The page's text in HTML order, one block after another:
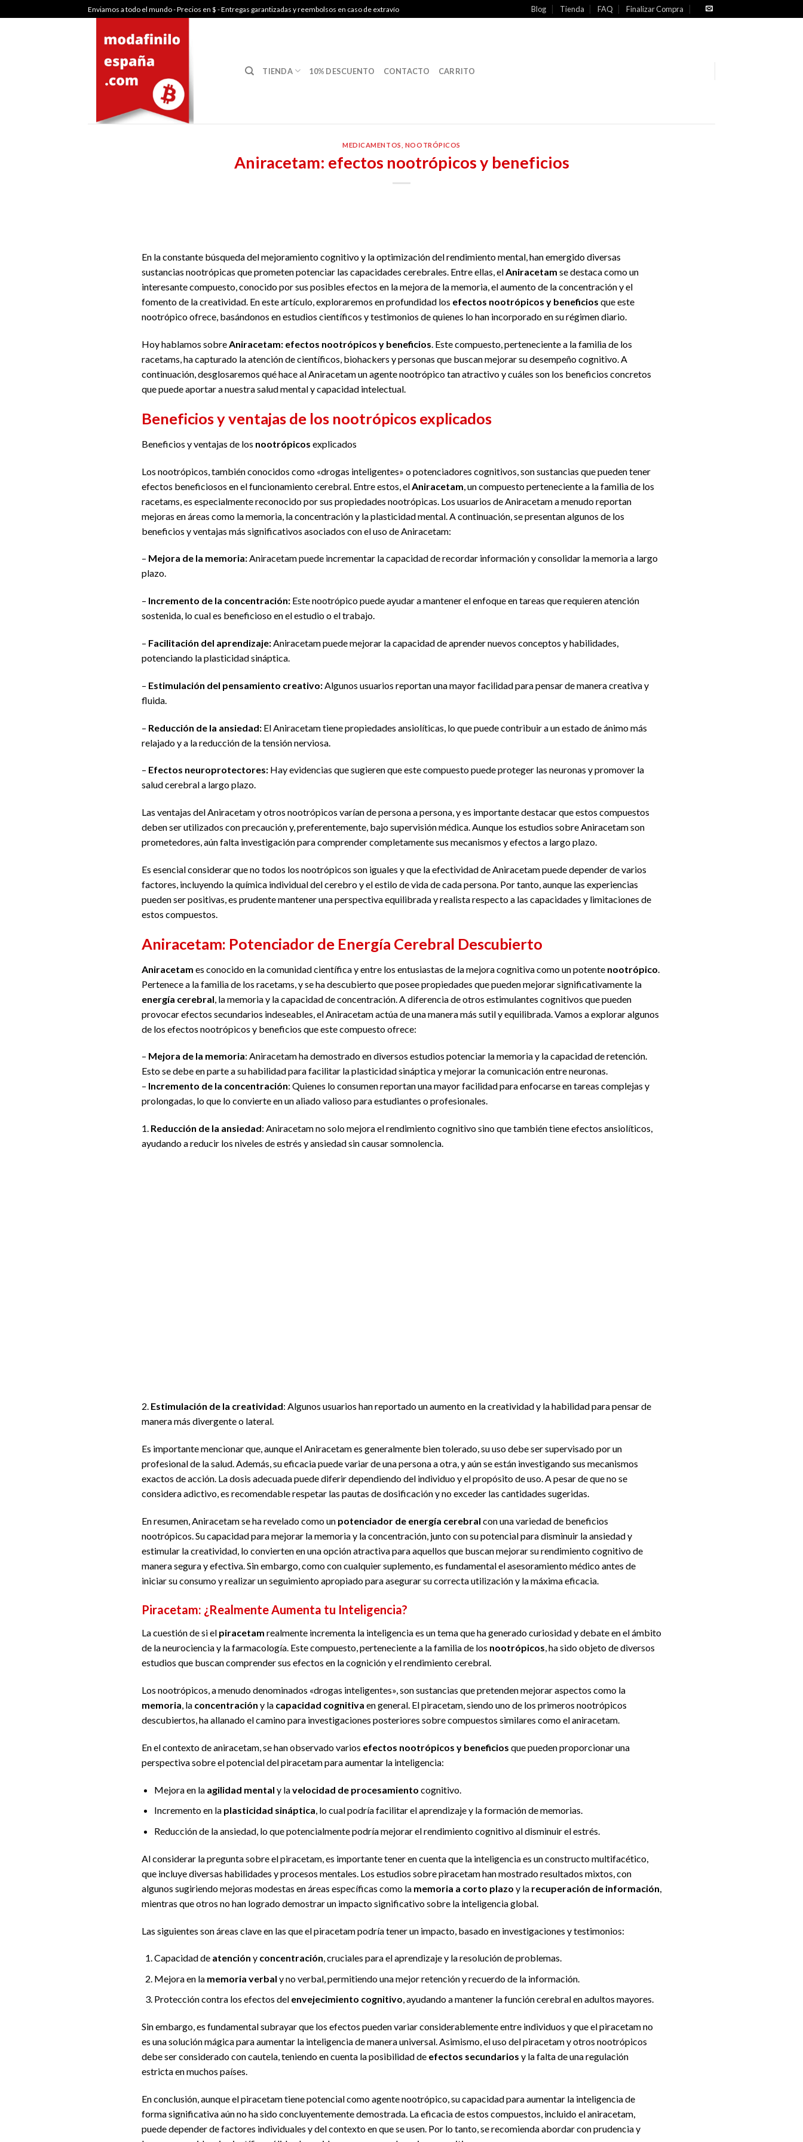
to
Enviamos a todo el mundo - Precios en $ - Entregas garantizadas y reembolsos en caso de extravío Blog Tienda FAQ Finalizar Compra
TIENDA 10% DESCUENTO CONTACTO CARRITO
MEDICAMENTOS NOOTRÓPICOS
Aniracetam: efectos nootrópicos y beneficios
En la constante búsqueda del mejoramiento cognitivo y la optimización del rendimiento mental, han emergido diversas
sustancias nootrópicas que prometen potenciar las capacidades cerebrales. Entre ellas, elAniracetam se destaca como un
interesante compuesto, conocido por sus posibles efectos en la mejora de la memoria, el aumento de la concentración y el
fomento de la creatividad. En este artículo, exploraremos en profundidad los efectos nootrópicos y beneficios que este
nootrópico ofrece, basándonos en estudios científicos y testimonios de quienes lo han incorporado en su régimen diario.
Hoy hablamos sobreAniracetam: efectos nootrópicos y beneficios. Este compuesto, perteneciente a la familia de los
racetams, ha capturado la atención de científicos, biohackers y personas que buscan mejorar su desempeño cognitivo. A
continuación, desglosaremos qué hace al Aniracetam un agente nootrópico tan atractivo y cuáles son los beneficios concretos
que puede aportar a nuestra salud mental y capacidad intelectual.
Beneficios y ventajas de los nootrópicos explicados
Beneficios y ventajas de los nootrópicos explicados
Los nootrópicos, también conocidos como «drogas inteligentes» o potenciadores cognitivos, son sustancias que pueden tener
efectos beneficiosos en el funcionamiento cerebral. Entre estos, el Aniracetam , un compuesto perteneciente a la familia de los
racetams, es especialmente reconocido por sus propiedades nootrópicas. Los usuarios de Aniracetam a menudo reportan
mejoras en áreas como la memoria, la concentración y la plasticidad mental. A continuación, se presentan algunos de los
beneficios y ventajas más significativos asociados con el uso de Aniracetam:
– Mejora de la memoria:Aniracetam puede incrementar la capacidad de recordar información y consolidar la memoria a largo
plazo.
– Incremento de la concentración: Este nootrópico puede ayudar a mantener el enfoque en tareas que requieren atención
sostenida, lo cual es beneficioso en el estudio o el trabajo.
– Facilitación del aprendizaje:Aniracetam puede mejorar la capacidad de aprender nuevos conceptos y habilidades,
potenciando la plasticidad sináptica.
– Estimulación del pensamiento creativo: Algunos usuarios reportan una mayor facilidad para pensar de manera creativa y
fluida.
– Reducción de la ansiedad: El Aniracetam tiene propiedades ansiolíticas, lo que puede contribuir a un estado de ánimo más
relajado y a la reducción de la tensión nerviosa.
– Efectos neuroprotectores: Hay evidencias que sugieren que este compuesto puede proteger las neuronas y promover la
salud cerebral a largo plazo.
Las ventajas del Aniracetam y otros nootrópicos varían de persona a persona, y es importante destacar que estos compuestos
deben ser utilizados con precaución y, preferentemente, bajo supervisión médica. Aunque los estudios sobre Aniracetam son
prometedores, aún falta investigación para comprender completamente sus mecanismos y efectos a largo plazo.
Es esencial considerar que no todos los nootrópicos son iguales y que la efectividad de Aniracetam puede depender de varios
factores, incluyendo la química individual del cerebro y el estilo de vida de cada persona. Por tanto, aunque las experiencias
pueden ser positivas, es prudente mantener una perspectiva equilibrada y realista respecto a las capacidades y limitaciones de
estos compuestos.
Aniracetam: Potenciador de Energía Cerebral Descubierto
Aniracetam es conocido en la comunidad científica y entre los entusiastas de la mejora cognitiva como un potente nootrópico
Pertenece a la familia de los racetams, y se ha descubierto que posee propiedades que pueden mejorar significativamente la
energía cerebral , la memoria y la capacidad de concentración. A diferencia de otros estimulantes cognitivos que pueden
provocar efectos secundarios indeseables, el Aniracetam actúa de una manera más sutil y equilibrada. Vamos a explorar algunos
de los efectos nootrópicos y beneficios que este compuesto ofrece:
– Mejora de la memoria: Aniracetam ha demostrado en diversos estudios potenciar la memoria y la capacidad de retención.
Esto se debe en parte a su habilidad para facilitar la plasticidad sináptica y mejorar la comunicación entre neuronas.
– Incremento de la concentración: Quienes lo consumen reportan una mayor facilidad para enfocarse en tareas complejas y
prolongadas, lo que lo convierte en un aliado valioso para estudiantes o profesionales.
1. Reducción de la ansiedad: Aniracetam no solo mejora el rendimiento cognitivo sino que también tiene efectos ansiolíticos,
ayudando a reducir los niveles de estrés y ansiedad sin causar somnolencia.
2. Estimulación de la creatividad: Algunos usuarios han reportado un aumento en la creatividad y la habilidad para pensar de
manera más divergente o lateral.
Es importante mencionar que, aunque el Aniracetam es generalmente bien tolerado, su uso debe ser supervisado por un
profesional de la salud. Además, su eficacia puede variar de una persona a otra, y aún se están investigando sus mecanismos
exactos de acción. La dosis adecuada puede diferir dependiendo del individuo y el propósito de uso. A pesar de que no se
considera adictivo, es recomendable respetar las pautas de dosificación y no exceder las cantidades sugeridas.
En resumen, Aniracetam se ha revelado como un potenciador de energía cerebral con una variedad de beneficios
nootrópicos. Su capacidad para mejorar la memoria y la concentración, junto con su potencial para disminuir la ansiedad y
estimular la creatividad, lo convierten en una opción atractiva para aquellos que buscan mejorar su rendimiento cognitivo de
manera segura y efectiva. Sin embargo, como con cualquier suplemento, es fundamental el asesoramiento médico antes de
iniciar su consumo y realizar un seguimiento apropiado para asegurar su correcta utilización y la máxima eficacia.
Piracetam: ¿Realmente Aumenta tu Inteligencia?
La cuestión de si el piracetam realmente incrementa la inteligencia es un tema que ha generado curiosidad y debate en el ámbito
de la neurociencia y la farmacología. Este compuesto, perteneciente a la familia de los nootrópicos, ha sido objeto de diversos
estudios que buscan comprender sus efectos en la cognición y el rendimiento cerebral.
Los nootrópicos, a menudo denominados «drogas inteligentes», son sustancias que pretenden mejorar aspectos como la
memoria, la concentración y la capacidad cognitiva en general. El piracetam, siendo uno de los primeros nootrópicos
descubiertos, ha allanado el camino para investigaciones posteriores sobre compuestos similares como el aniracetam.
En el contexto de aniracetam, se han observado varios efectos nootrópicos y beneficios que pueden proporcionar una
perspectiva sobre el potencial del piracetam para aumentar la inteligencia:
Mejora en la agilidad mental y lavelocidad de procesamiento cognitivo.
Incremento en la plasticidad sináptica, lo cual podría facilitar el aprendizaje y la formación de memorias.
Reducción de la ansiedad, lo que potencialmente podría mejorar el rendimiento cognitivo al disminuir el estrés.
Al considerar la pregunta sobre el piracetam, es importante tener en cuenta que la inteligencia es un constructo multifacético,
que incluye diversas habilidades y procesos mentales. Los estudios sobre piracetam han mostrado resultados mixtos, con
algunos sugiriendo mejoras modestas en áreas específicas como la memoria a corto plazo y la recuperación de información
mientras que otros no han logrado demostrar un impacto significativo sobre la inteligencia global.
Las siguientes son áreas clave en las que el piracetam podría tener un impacto, basado en investigaciones y testimonios:
Capacidad de atención y concentración, cruciales para el aprendizaje y la resolución de problemas.
Mejora en la memoria verbal y no verbal, permitiendo una mejor retención y recuerdo de la información.
Protección contra los efectos del envejecimiento cognitivo, ayudando a mantener la función cerebral en adultos mayores.
Sin embargo, es fundamental subrayar que los efectos pueden variar considerablemente entre individuos y que el piracetam no
es una solución mágica para aumentar la inteligencia de manera universal. Asimismo, el uso del piracetam y otros nootrópicos
debe ser considerado con cautela, teniendo en cuenta la posibilidad de efectos secundarios y la falta de una regulación
estricta en muchos países.
En conclusión, aunque el piracetam tiene potencial como agente nootrópico, su capacidad para aumentar la inteligencia de
forma significativa aún no ha sido concluyentemente demostrada. La eficacia de estos compuestos, incluido el aniracetam,
puede depender de factores individuales y del contexto en que se usen. Por lo tanto, se recomienda abordar con prudencia y